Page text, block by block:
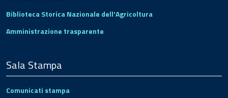
Biblioteca Storica Nazionale dell'Agricoltura
Amministrazione trasparente
Sala Stampa
Comunicati stampa